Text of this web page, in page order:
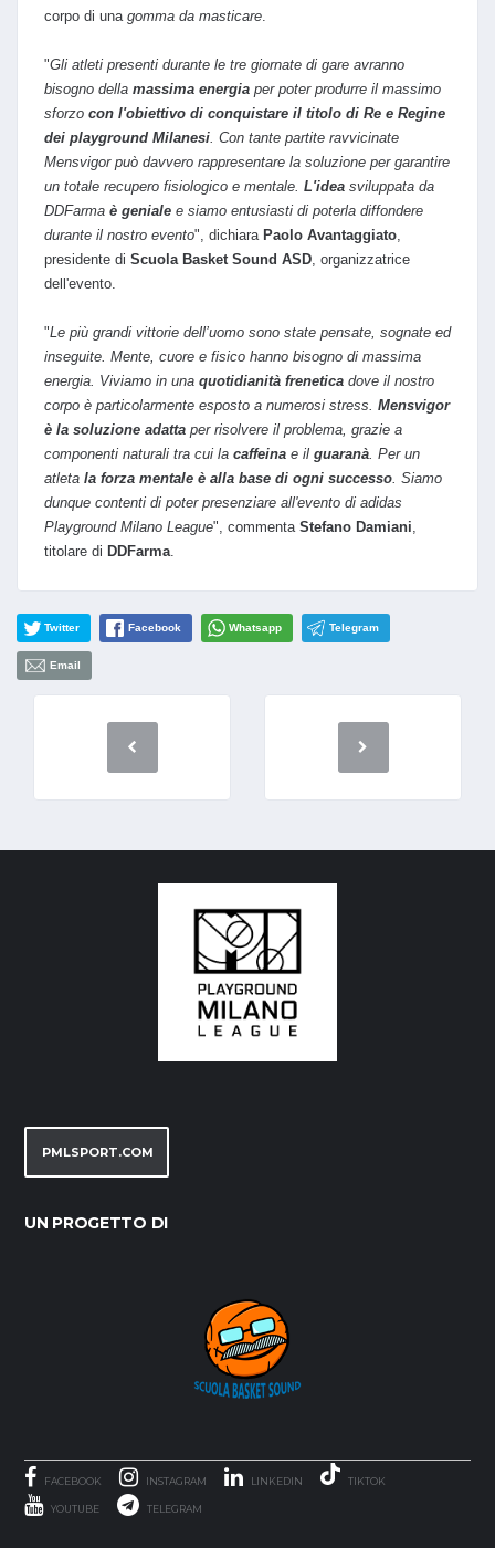
corpo di una gomma da masticare
"Gli atleti presenti durante le tre giornate di gare avranno
bisogno della massima energia per poter produrre il massimo
sforzo con l'obiettivo di conquistare il titolo di Re e Regine
dei playground Milanesi . Con tante partite ravvicinate
Mensvigor può davvero rappresentare la soluzione per garantire
un totale recupero fisiologico e mentale. L'idea sviluppata da
DDFarma è geniale e siamo entusiasti di poterla diffondere
durante il nostro evento", dichiara Paolo Avantaggiato
presidente di Scuola Basket Sound ASD , organizzatrice
dell'evento.
"Le più grandi vittorie dell’uomo sono state pensate, sognate ed
inseguite. Mente, cuore e fisico hanno bisogno di massima
energia. Viviamo in una quotidianità frenetica dove il nostro
corpo è particolarmente esposto a numerosi stress. Mensvigor
è la soluzione adatta per risolvere il problema, grazie a
componenti naturali tra cui la caffeina e il guaranà . Per un
atleta la forza mentale è alla base di ogni successo . Siamo
dunque contenti di poter presenziare all'evento di adidas
Playground Milano League", commenta Stefano Damiani
titolare di DDFarma
Twitter Facebook Whatsapp Telegram
Email
PMLSPORT.COM
UN PROGETTO DI
FACEBOOK INSTAGRAM LINKEDIN TIKTOK
YOUTUBE TELEGRAM